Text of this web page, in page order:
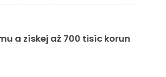
a získej až 700 tisíc korun